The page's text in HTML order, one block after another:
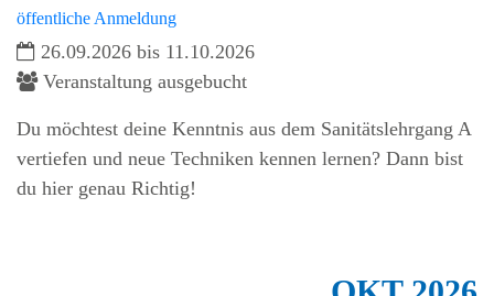
öffentliche Anmeldung
26.09.2026 bis 11.10.2026
Veranstaltung ausgebucht
Du möchtest deine Kenntnis aus dem Sanitätslehrgang A
vertiefen und neue Techniken kennen lernen? Dann bist
du hier genau Richtig!